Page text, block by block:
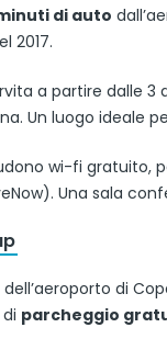
di auto
2017.
a partire dalle 3
Un luogo ideale
wi-fi gratuito,
Una sala
di
parcheggio